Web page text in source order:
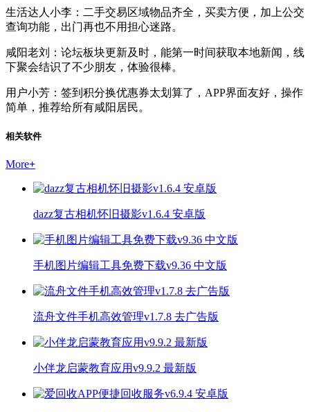
生活达人小李：二手交易区域物品齐全，买卖方便，加上公交
查询功能，出门再也不用担心迷路。
咸阳老刘：论坛板块更新及时，能第一时间获取本地新闻，线
下聚会结识了不少朋友，体验很棒。
用户小芳：签到积分换优惠券太划算了，APP界面友好，操作
简单，推荐给所有咸阳居民。
相关软件
More+
dazz复古相机怀旧摄影v1.6.4 安卓版
手机图片编辑工具免费下载v9.36 中文版
流舟文件手机高效管理v1.7.8 去广告版
小伴龙启蒙教育应用v9.9.2 最新版